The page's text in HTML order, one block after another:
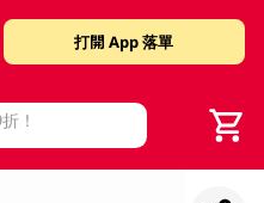
打開 App 落單